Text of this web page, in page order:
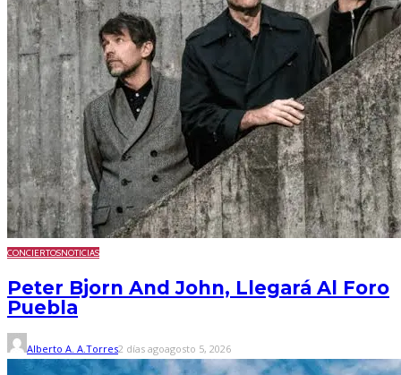
CONCIERTOSNOTICIAS
Peter Bjorn And John, Llegará Al Foro
Puebla
Alberto A. A.Torres2 días agoagosto 5, 2026